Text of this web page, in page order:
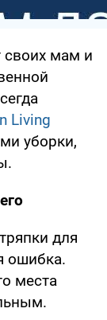
мам и
Living
уборки,
для
ошибка.
места